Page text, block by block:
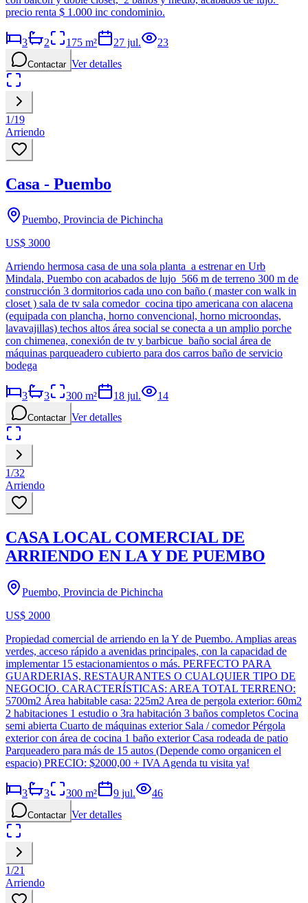
precio renta $ 1.000 inc condominio.
3 2 175 m² 27 jul. 23
Contactar Ver detalles
1/19
Arriendo
Casa - Puembo
Puembo, Provincia de Pichincha
US$ 3000
Arriendo hermosa casa de una sola planta a estrenar en Urb
Mindala, Puembo con acabados de lujo 566 m de terreno 300 m de
construcción 3 dormitorios cada uno con baño ( master con walk in
closet ) sala de tv sala comedor cocina tipo americana con alacena
(equipada con plancha, horno convencional, horno microondas,
lavavajillas) techos altos área social se conecta a un amplio porche
con chimenea, conexión de tv y barbicue baño social área de
máquinas parqueadero cubierto para dos carros baño de servicio
bodega
3 3 300 m² 18 jul. 14
Contactar Ver detalles
1/32
Arriendo
CASA LOCAL COMERCIAL DE
ARRIENDO EN LA Y DE PUEMBO
Puembo, Provincia de Pichincha
US$ 2000
Propiedad comercial de arriendo en la Y de Puembo. Amplias areas
verdes, acceso rápido a avenidas principales, con la capacidad de
implementar 15 estacionamientos o más. PERFECTO PARA
GUARDERIAS, RESTAURANTES O CUALQUIER TIPO DE
NEGOCIO. CARACTERÍSTICAS: AREA TOTAL TERRENO:
5700m2 Área habitable casa: 225m2 Area de pergola exterior: 60m2
2 habitaciones 1 estudio o 3ra habitación 3 baños completos Cocina
semi abierta Cuarto de máquinas exterior Sala / comedor Pérgola
exterior con área de cocina 1 baño exterior Casa rodeada de patio
Parqueadero para más de 15 autos (Depende como organicen el
espacio) PRECIO: $2000,00 + IVA Agenda tu visita ya!
3 3 300 m² 9 jul. 46
Contactar Ver detalles
1/21
Arriendo